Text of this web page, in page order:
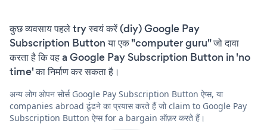
कुछ व्यवसाय पहले try स्वयं करें (diy) Google Pay
Subscription Button या एक "computer guru" जो दावा
करता है कि वह a Google Pay Subscription Button in 'no
time' का निर्माण कर सकता है।
अन्य लोग ओपन सोर्स Google Pay Subscription Button ऐप्स, या
companies abroad ढूंढने का प्रयास करते हैं जो claim to Google Pay
Subscription Button ऐप्स for a bargain ऑफ़र करते हैं।